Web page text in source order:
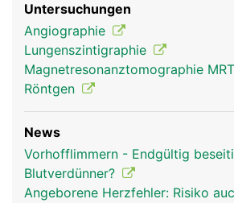
Untersuchungen
Angiographie
Lungenszintigraphie
Magnetresonanztomographie MRT
Röntgen
News
Vorhofflimmern - Endgültig
Blutverdünner?
Angeborene Herzfehler: Risiko